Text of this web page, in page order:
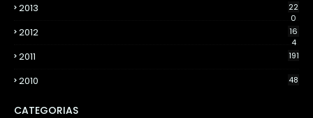
2013
22
0
2012
16
4
2011 191
2010 48
CATEGORIAS